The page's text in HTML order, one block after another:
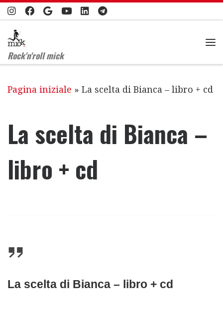
Passa al contenuto
Rock'n'roll mick
Pagina iniziale » La scelta di Bianca – libro + cd
La scelta di Bianca –
libro + cd
La scelta di Bianca – libro + cd